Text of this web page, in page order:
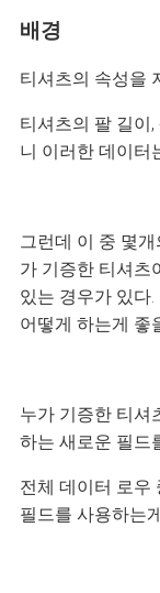
배경
티셔츠의 속성을
티셔츠의 팔 길이
니 이러한 데이터
그런데 이 중 몇
가 기증한 티셔츠
있는 경우가 있다
어떻게 하는게 좋
누가 기증한 티셔
하는 새로운 필드
전체 데이터 로우
필드를 사용하는